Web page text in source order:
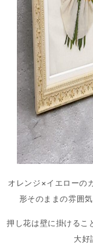
オレンジ×イエローの
形そのままの雰囲
押し花は壁に掛けるこ
大好